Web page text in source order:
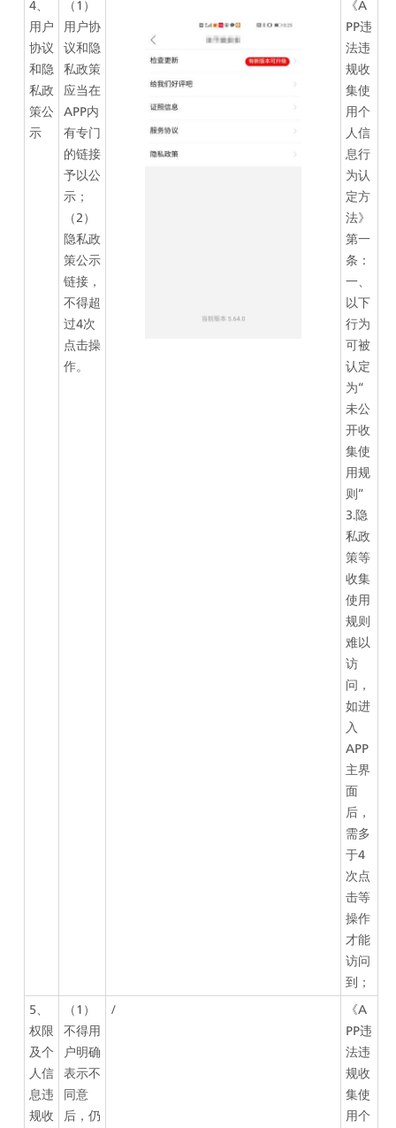
4、
用户
协议
和隐
私政
策公
示
（1）
用户协
议和隐
私政策
应当在
APP内
有专门
的链接
予以公
示；
（2）
隐私政
策公示
链接，
不得超
过4次
点击操
作。
《A
PP违
法违
规收
集使
用个
人信
息行
为认
定方
法》
第一
条：
一、
以下
行为
可被
认定
为“
未公
开收
集使
用规
则”
3.隐
私政
策等
收集
使用
规则
难以
访
问，
如进
入
APP
主界
面
后，
需多
于4
次点
击等
操作
才能
访问
到；
5、
权限
及个
人信
息违
规收
（1）
不得用
户明确
表示不
同意
后，仍
/
《A
PP违
法违
规收
集使
用个